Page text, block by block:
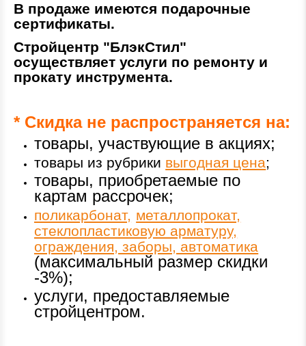
В продаже имеются подарочные
сертификаты.
Стройцентр "БлэкСтил"
осуществляет услуги по ремонту и
прокату инструмента.
* Скидка не распространяется на:
товары, участвующие в акциях;
товары из рубрики выгодная цена;
товары, приобретаемые по
картам рассрочек;
поликарбонат, металлопрокат,
стеклопластиковую арматуру,
ограждения, заборы, автоматика
(максимальный размер скидки
-3%);
услуги, предоставляемые
стройцентром.